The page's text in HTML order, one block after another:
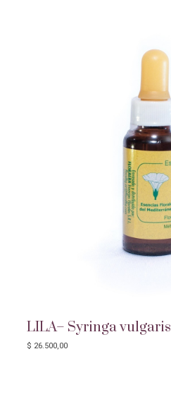
LILA– Syringa vulgaris
$ 26.500,00